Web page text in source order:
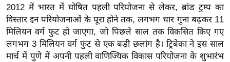
k
i
n
g
N
2012 में भारत में घोषित पहली परियोजना से लेकर, ब्रांड ट्रम्प का
विस्तार इन परियोजनाओं के पूरा होने तक, लगभग चार गुना बढ़कर 11
मिलियन वर्ग फुट हो जाएगा, जो पिछले साल तक विकसित किए गए
लगभग 3 मिलियन वर्ग फुट से एक बड़ी छलांग है। ट्रिबेका ने इस साल
मार्च में पुणे में अपनी पहली वाणिज्यिक विकास परियोजना के शुभारंभ